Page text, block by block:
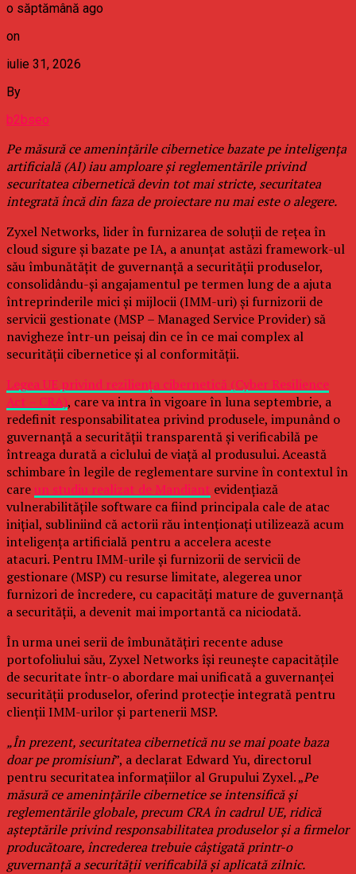
o săptămână ago
on
iulie 31, 2026
By
b2bseo
Pe măsură ce amenințările cibernetice bazate pe inteligența
artificială (AI) iau amploare și reglementările privind
securitatea cibernetică devin tot mai stricte, securitatea
integrată încă din faza de proiectare nu mai este o alegere.
Zyxel Networks, lider în furnizarea de soluții de rețea în
cloud sigure și bazate pe IA, a anunțat astăzi framework-ul
său îmbunătățit de guvernanță a securității produselor,
consolidându-și angajamentul pe termen lung de a ajuta
întreprinderile mici și mijlocii (IMM-uri) și furnizorii de
servicii gestionate (MSP – Managed Service Provider) să
navigheze într-un peisaj din ce în ce mai complex al
securității cibernetice și al conformității.
Legea UE privind reziliența cibernetică (Cyber Resilience
Act – CRA), care va intra în vigoare în luna septembrie, a
redefinit responsabilitatea privind produsele, impunând o
guvernanță a securității transparentă și verificabilă pe
întreaga durată a ciclului de viață al produsului. Această
schimbare în legile de reglementare survine în contextul în
careun studiu realizat de Mandiant evidențiază
vulnerabilitățile software ca fiind principala cale de atac
inițial, subliniind că actorii rău intenționați utilizează acum
inteligența artificială pentru a accelera aceste
atacuri. Pentru IMM-urile și furnizorii de servicii de
gestionare (MSP) cu resurse limitate, alegerea unor
furnizori de încredere, cu capacități mature de guvernanță
a securității, a devenit mai importantă ca niciodată.
În urma unei serii de îmbunătățiri recente aduse
portofoliului său, Zyxel Networks își reunește capacitățile
de securitate într-o abordare mai unificată a guvernanței
securității produselor, oferind protecție integrată pentru
clienții IMM-urilor și partenerii MSP.
„În prezent, securitatea cibernetică nu se mai poate baza
doar pe promisiuni”, a declarat Edward Yu, directorul
pentru securitatea informațiilor al Grupului Zyxel. „Pe
măsură ce amenințările cibernetice se intensifică și
reglementările globale, precum CRA în cadrul UE, ridică
așteptările privind responsabilitatea produselor și a firmelor
producătoare, încrederea trebuie câștigată printr-o
guvernanță a securității verificabilă și aplicată zilnic.